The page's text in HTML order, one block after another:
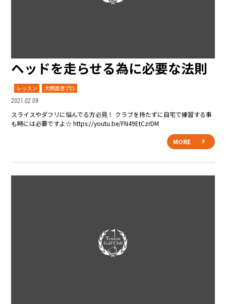
ヘッドを走らせる為に必要な法則
レッスン 大関香澄プロ
2021.02.09
スライスやダフリに悩んでる方必見！ クラブを持たずに自宅で練習する事
も時には必要ですよ☆ https://youtu.be/FN49EtCzrDM
MORE